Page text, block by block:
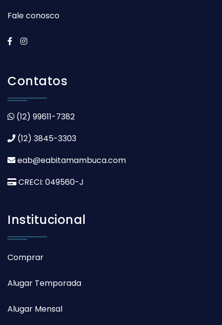
Fale conosco
Contatos
(12) 99611-7382
(12) 3845-3303
eab@eabitamambuca.com
CRECI: 049560-J
Institucional
Comprar
Alugar Temporada
Alugar Mensal